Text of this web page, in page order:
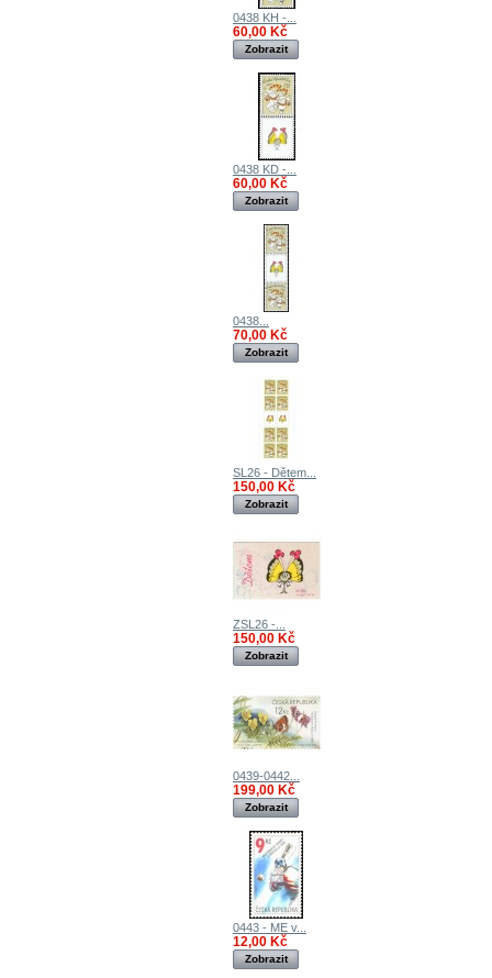
0438 KH -...
60,00 Kč
Zobrazit
0438 KD -...
60,00 Kč
Zobrazit
0438...
70,00 Kč
Zobrazit
SL26 - Dětem...
150,00 Kč
Zobrazit
ZSL26 -...
150,00 Kč
Zobrazit
0439-0442...
199,00 Kč
Zobrazit
0443 - ME v...
12,00 Kč
Zobrazit